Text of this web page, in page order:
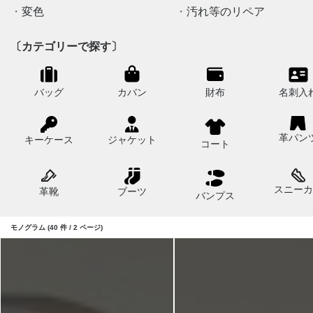
変色
汚れ等のリペア
〔カテゴリーで探す〕
バッグ カバン 財布 名刺入
キーケース ジャケット コート
革パン
革靴 ブーツ バンプス
スニー
モノグラム (40 件 / 2 ページ)